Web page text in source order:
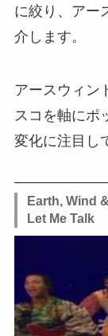
に絞り、アー
介します。
アースウィン
スコを軸にポ
変化に注目し
Earth, Wind
Let Me Talk